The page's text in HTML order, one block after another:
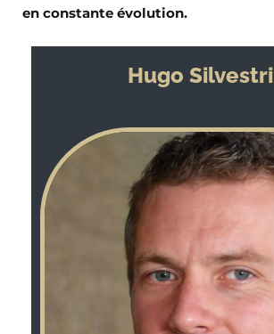
en constante évolution.
Hugo Silvestri